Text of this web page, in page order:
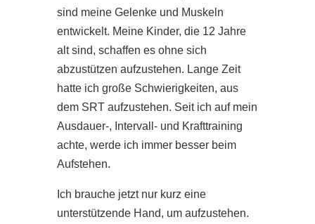
sind meine Gelenke und Muskeln
entwickelt. Meine Kinder, die 12 Jahre
alt sind, schaffen es ohne sich
abzustützen aufzustehen. Lange Zeit
hatte ich große Schwierigkeiten, aus
dem SRT aufzustehen. Seit ich auf mein
Ausdauer-, Intervall- und Krafttraining
achte, werde ich immer besser beim
Aufstehen.
Ich brauche jetzt nur kurz eine
unterstützende Hand, um aufzustehen.